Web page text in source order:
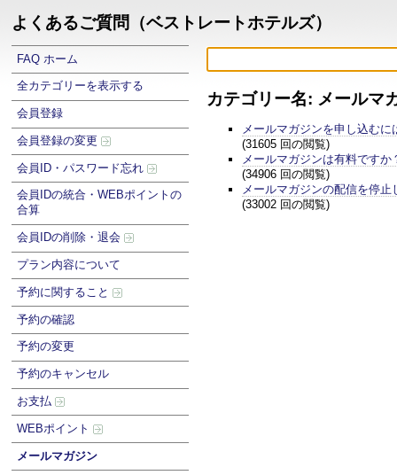
よくあるご質問（ベストレートホテルズ）
FAQ ホーム
全カテゴリーを表示する
会員登録
会員登録の変更
会員ID・パスワード忘れ
会員IDの統合・WEBポイントの
合算
会員IDの削除・退会
プラン内容について
予約に関すること
予約の確認
予約の変更
予約のキャンセル
お支払
WEBポイント
メールマガジン
カテゴリー名: メールマ
メールマガジンを申し込む
(31605 回の閲覧)
メールマガジンは有料ですか
(34906 回の閲覧)
メールマガジンの配信を停止
(33002 回の閲覧)